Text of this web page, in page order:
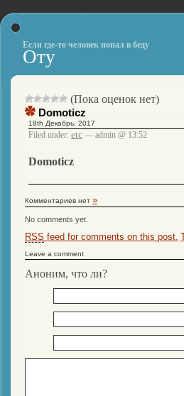
Если где-то человек попал в беду
Оту
(Пока оценок нет)
Domoticz
18th Декабрь, 2017
Filed under: etc — admin @ 13:52
Domoticz
Комментариев нет »
No comments yet.
RSS feed for comments on this post.
Leave a comment
Аноним, что ли?